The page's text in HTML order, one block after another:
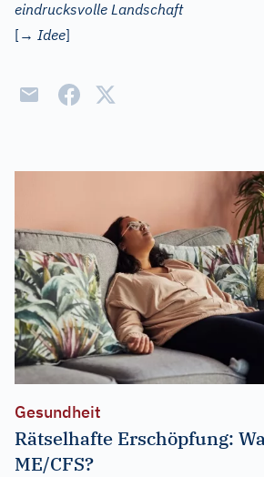
eindrucksvolle Landschaft
[→ Idee]
Gesundheit
Rätselhafte Erschöpfung:
ME/CFS?